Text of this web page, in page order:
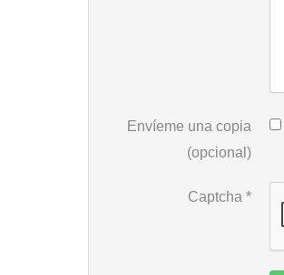
Envíeme una copia
(opcional)
Captcha *